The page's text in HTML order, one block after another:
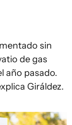
sin
de gas
año pasado.
Giráldez.